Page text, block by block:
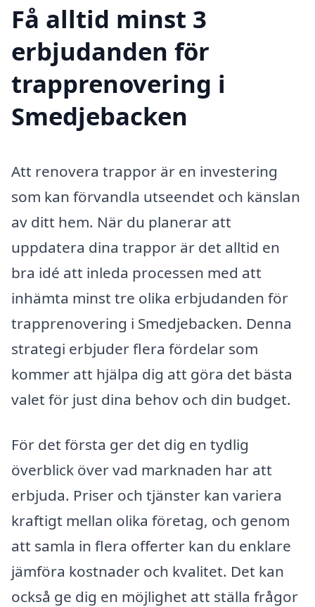
Få alltid minst 3
erbjudanden för
trapprenovering i
Smedjebacken
Att renovera trappor är en investering
som kan förvandla utseendet och känslan
av ditt hem. När du planerar att
uppdatera dina trappor är det alltid en
bra idé att inleda processen med att
inhämta minst tre olika erbjudanden för
trapprenovering i Smedjebacken. Denna
strategi erbjuder flera fördelar som
kommer att hjälpa dig att göra det bästa
valet för just dina behov och din budget.
För det första ger det dig en tydlig
överblick över vad marknaden har att
erbjuda. Priser och tjänster kan variera
kraftigt mellan olika företag, och genom
att samla in flera offerter kan du enklare
jämföra kostnader och kvalitet. Det kan
också ge dig en möjlighet att ställa frågor